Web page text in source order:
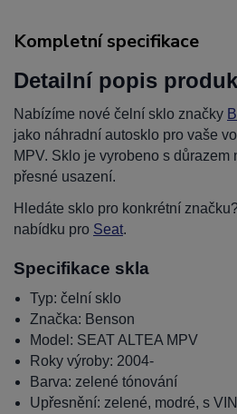
Kompletní specifikace
Detailní popis
Nabízíme nové čelní sklo značky
jako náhradní autosklo pro vaše
MPV. Sklo je vyrobeno s důrazem
přesné usazení.
Hledáte sklo pro konkrétní
nabídku pro Seat.
Specifikace skla
Typ: čelní sklo
Značka: Benson
Model: SEAT ALTEA MPV
Roky výroby: 2004-
Barva: zelené tónování
Upřesnění: zelené, modré, s